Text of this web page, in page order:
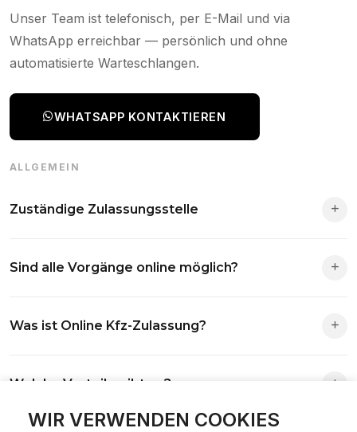
WIR VERWENDEN COOKIES
Unser Team ist telefonisch, per E-Mail und via
WhatsApp erreichbar — persönlich und ohne
automatisierte Warteschlangen.
WHATSAPP KONTAKTIEREN
ALLGEMEIN
Zuständige Zulassungsstelle
Antrag wird automatisch an die richtige Stelle weitergeleitet.
Sind alle Vorgänge online möglich?
Abmeldungen für Fahrzeuge mit Erstzulassung vor dem
Was ist Online Kfz-Zulassung?
Welche Vorteile gibt es?
Zeitersparnis, flexible Durchführung, kein Besuch der